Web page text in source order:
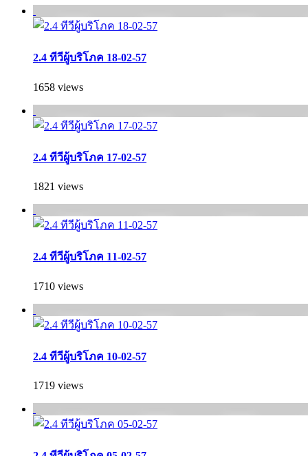
2.4 ทีวีผู้บริโภค 18-02-57
1658 views
2.4 ทีวีผู้บริโภค 17-02-57
1821 views
2.4 ทีวีผู้บริโภค 11-02-57
1710 views
2.4 ทีวีผู้บริโภค 10-02-57
1719 views